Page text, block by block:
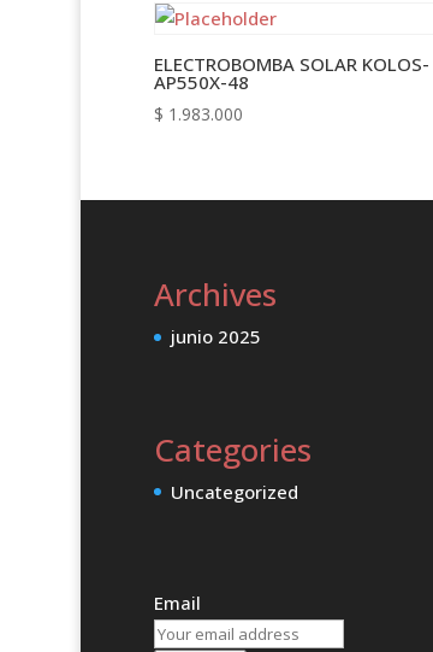
ELECTROBOMBA SOLAR KOLOS-
AP550X-48
$ 1.983.000
Archives
junio 2025
Categories
Uncategorized
Email